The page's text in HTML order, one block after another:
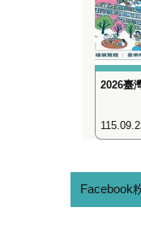
2026臺
Facebook